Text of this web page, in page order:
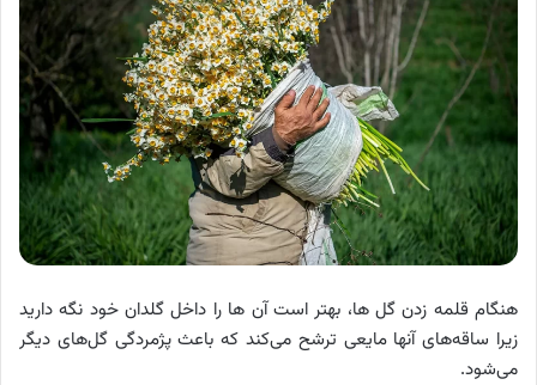
هنگام قلمه زدن گل ها، بهتر است آن ها را داخل گلدان خود نگه دارید
زیرا ساقه‌های آنها مایعی ترشح می‌کند که باعث پژمردگی گل‌های دیگر
می‌شود.